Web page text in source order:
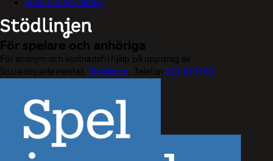
Visselblåsarfunktion
För spelare och anhöriga
För anonym och kostnadsfri hjälp på uppdrag av
Socialdepartementet. Stödlinjen. Telefon020-81 91 00.